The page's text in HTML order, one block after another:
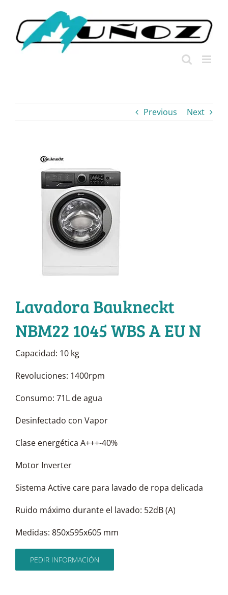
content
Previous Next
Lavadora Baukneckt
NBM22 1045 WBS A EU N
Capacidad: 10 kg
Revoluciones: 1400rpm
Consumo: 71L de agua
Desinfectado con Vapor
Clase energética A+++-40%
Motor Inverter
Sistema Active care para lavado de ropa delicada
Ruido máximo durante el lavado: 52dB (A)
Medidas: 850x595x605 mm
PEDIR INFORMACIÓN